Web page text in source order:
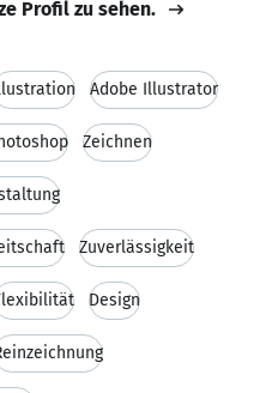
Profil zu sehen.
Adobe Illustrator
Zeichnen
Zuverlässigkeit
Design